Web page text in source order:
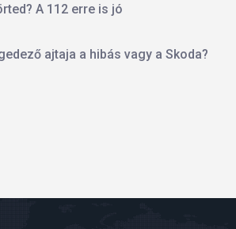
A 112 erre is jó
ajtaja a hibás vagy a Skoda?